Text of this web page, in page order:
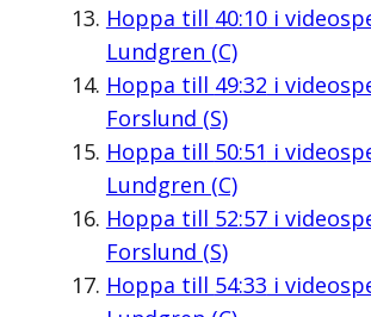
Hoppa till 40:10i
Lundgren (C)
Hoppa till 49:32 i
Forslund (S)
Hoppa till 50:51 i
Lundgren (C)
Hoppa till 52:57i
Forslund (S)
Hoppa till 54:33 i